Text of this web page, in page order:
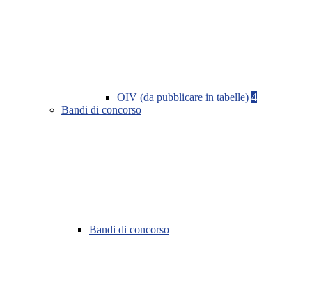
OIV (da pubblicare in tabelle) 4
Bandi di concorso
Bandi di concorso